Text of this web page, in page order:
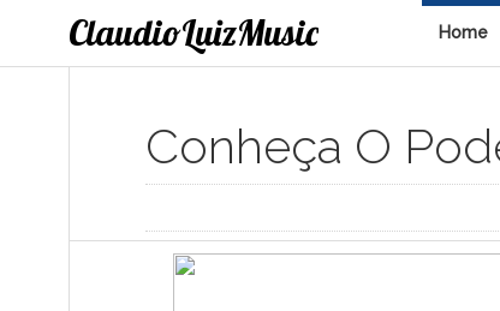
ClaudioLuizMusic Home
Conheça O